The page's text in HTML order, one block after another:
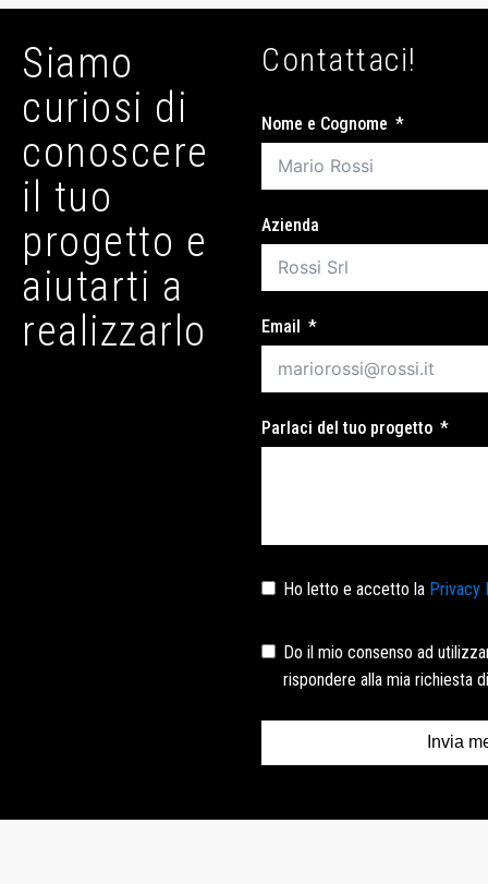
Siamo
curiosi di
conoscere
il tuo
progetto e
aiutarti a
realizzarlo
Contattaci!
Nome e Cognome
Azienda
Email
Parlaci del tuo progetto
Ho letto e accetto la Privacy
Do il mio consenso ad
rispondere alla mia richiesta
Invia